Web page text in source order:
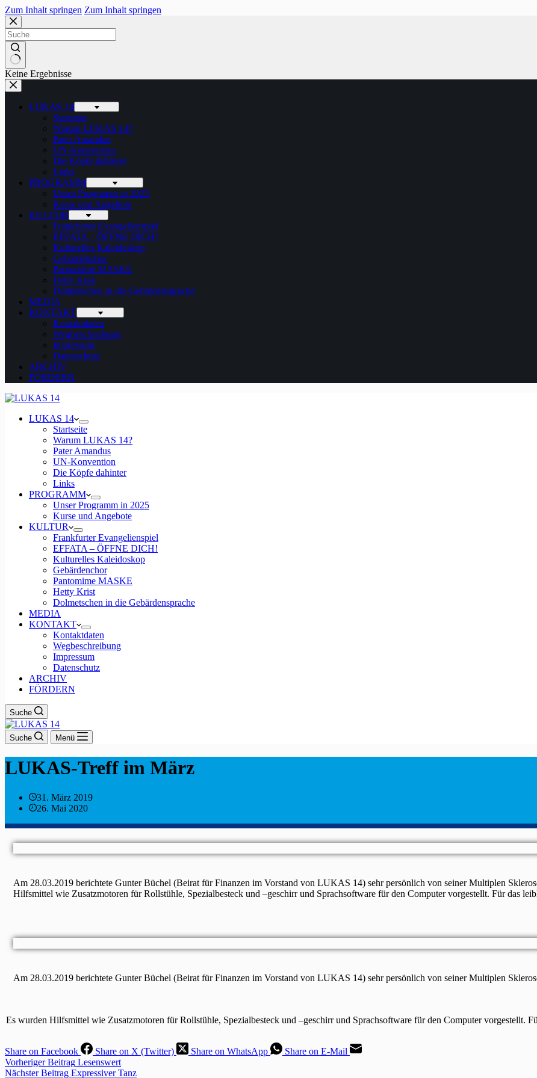
Zum Inhalt springen Zum Inhalt springen
Keine Ergebnisse
LUKAS 14
Startseite
Warum LUKAS 14?
Pater Amandus
UN-Konvention
Die Köpfe dahinter
Links
PROGRAMM
Unser Programm in 2025
Kurse und Angebote
KULTUR
Frankfurter Evangelienspiel
EFFATA – ÖFFNE DICH!
Kulturelles Kaleidoskop
Gebärdenchor
Pantomime MASKE
Hetty Krist
Dolmetschen in die Gebärdensprache
MEDIA
KONTAKT
Kontaktdaten
Wegbeschreibung
Impressum
Datenschutz
ARCHIV
FÖRDERN
LUKAS 14
Startseite
Warum LUKAS 14?
Pater Amandus
UN-Konvention
Die Köpfe dahinter
Links
PROGRAMM
Unser Programm in 2025
Kurse und Angebote
KULTUR
Frankfurter Evangelienspiel
EFFATA – ÖFFNE DICH!
Kulturelles Kaleidoskop
Gebärdenchor
Pantomime MASKE
Hetty Krist
Dolmetschen in die Gebärdensprache
MEDIA
KONTAKT
Kontaktdaten
Wegbeschreibung
Impressum
Datenschutz
ARCHIV
FÖRDERN
Suche
Suche Menü
LUKAS-Treff im März​
31. März 2019
26. Mai 2020
Am 28.03.2019 berichtete Gunter Büchel (Beirat für Finanzen im Vorstand von LUKAS 14) sehr persönlich von seiner Multiplen
Hilfsmittel wie Zusatzmotoren für Rollstühle, Spezialbesteck und –geschirr und Sprachsoftware für den Computer vorgestellt. Für das
Am 28.03.2019 berichtete Gunter Büchel (Beirat für Finanzen im Vorstand von LUKAS 14) sehr persönlich von seiner Multiplen
Es wurden Hilfsmittel wie Zusatzmotoren für Rollstühle, Spezialbesteck und –geschirr und Sprachsoftware für den Computer vorgestellt.
Share on Facebook Share on X (Twitter) Share on WhatsApp
Share on E-Mail
VorherigerBeitrag Lesenswert​
NächsterBeitrag Expressiver Tanz​